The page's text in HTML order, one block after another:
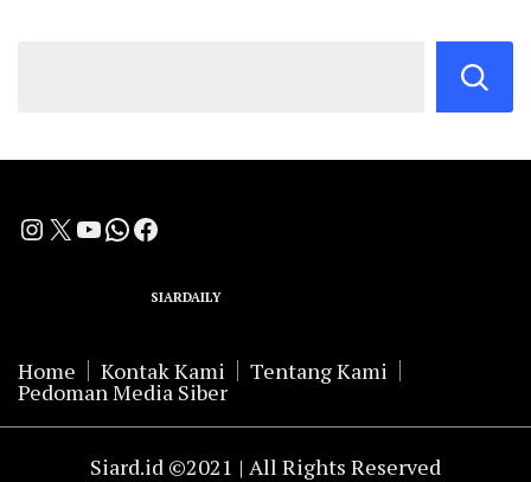
Instagram
X YouTube
WhatsApp
Facebook
SIARDAILY
Home Kontak Kami Tentang Kami
Pedoman Media Siber
Siard.id ©2021 | All Rights Reserved